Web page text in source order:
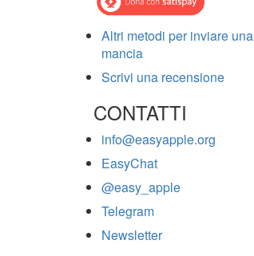
Altri metodi per inviare una
mancia
Scrivi una recensione
CONTATTI
info@easyapple.org
EasyChat
@easy_apple
Telegram
Newsletter